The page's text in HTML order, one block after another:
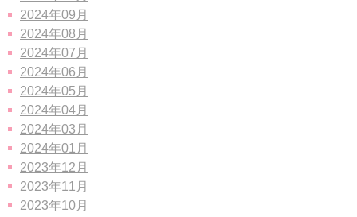
2024年09月
2024年08月
2024年07月
2024年06月
2024年05月
2024年04月
2024年03月
2024年01月
2023年12月
2023年11月
2023年10月